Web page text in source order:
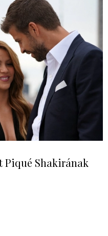
Shakirának